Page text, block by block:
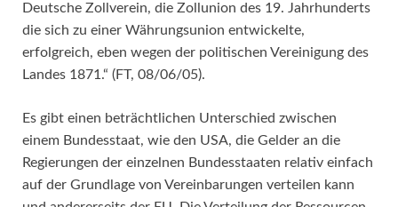
Deutsche Zollverein, die Zollunion des 19. Jahrhunderts
die sich zu einer Währungsunion entwickelte,
erfolgreich, eben wegen der politischen Vereinigung des
Landes 1871.“ (FT, 08/06/05).
Es gibt einen beträchtlichen Unterschied zwischen
einem Bundesstaat, wie den USA, die Gelder an die
Regierungen der einzelnen Bundesstaaten relativ einfach
auf der Grundlage von Vereinbarungen verteilen kann